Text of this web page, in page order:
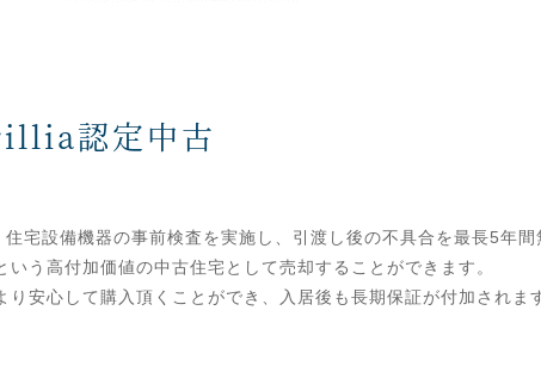
認定中古
宅設備機器の事前検査を実施し、引渡し後の不具合を最長5年間
う高付加価値の中古住宅として売却することができます。
り安心して購入頂くことができ、入居後も長期保証が付加されま